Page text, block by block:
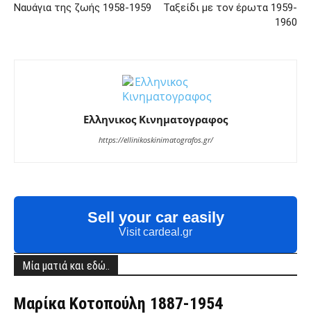
Ναυάγια της ζωής 1958-1959
Ταξείδι με τον έρωτα 1959-
1960
Ελληνικος Κινηματογραφος
https://ellinikoskinimatografos.gr/
Sell your car easily
Visit cardeal.gr
Μία ματιά και εδώ..
Μαρίκα Κοτοπούλη 1887-1954